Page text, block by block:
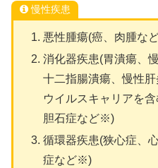
慢性疾患
悪性腫瘍(癌、肉腫な
消化器疾患(胃潰瘍、
十二指腸潰瘍、慢性肝
ウイルスキャリアを
胆石症など※)
循環器疾患(狭心症、
症など※)